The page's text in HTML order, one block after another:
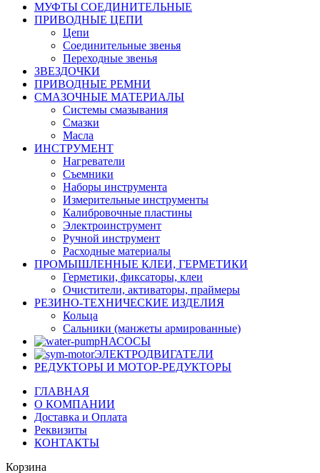
МУФТЫ СОЕДИНИТЕЛЬНЫЕ
ПРИВОДНЫЕ ЦЕПИ
Цепи
Соединительные звенья
Переходные звенья
ЗВЕЗДОЧКИ
ПРИВОДНЫЕ РЕМНИ
СМАЗОЧНЫЕ МАТЕРИАЛЫ
Системы смазывания
Смазки
Масла
ИНСТРУМЕНТ
Нагреватели
Съемники
Наборы инструмента
Измерительные инструменты
Калибровочные пластины
Электроинструмент
Ручной инструмент
Расходные материалы
ПРОМЫШЛЕННЫЕ КЛЕИ, ГЕРМЕТИКИ
Герметики, фиксаторы, клеи
Очистители, активаторы, праймеры
РЕЗИНО-ТЕХНИЧЕСКИЕ ИЗДЕЛИЯ
Кольца
Сальники (манжеты армированные)
НАСОСЫ
ЭЛЕКТРОДВИГАТЕЛИ
РЕДУКТОРЫ И МОТОР-РЕДУКТОРЫ
ГЛАВНАЯ
О КОМПАНИИ
Доставка и Оплата
Реквизиты
КОНТАКТЫ
Корзина